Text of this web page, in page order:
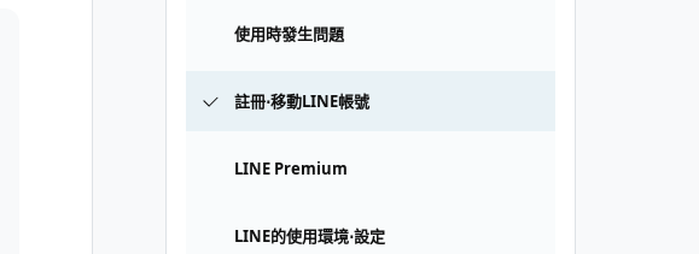
使用時發生問題
註冊⋅移動LINE帳號
LINE Premium
LINE的使用環境⋅設定